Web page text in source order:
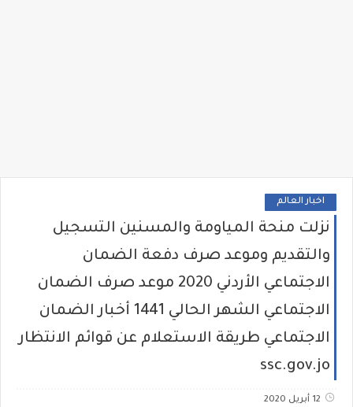
اخبار العالم
نزلت منحة المياومة والمسنين التسجيل
والتقديم وموعد صرف دفعة الضمان
الاجتماعي الأردني 2020 موعد صرف الضمان
الاجتماعي الشهر الحالي 1441 أخبار الضمان
الاجتماعي طريقة الاستعلام عن قوائم الانتظار
ssc.gov.jo
12 أبريل 2020